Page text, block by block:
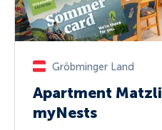
Gröbminger Land
Apartment
myNests